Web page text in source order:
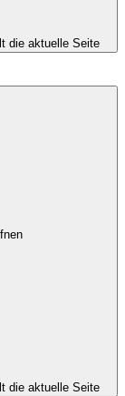
die aktuelle Seite
die aktuelle Seite